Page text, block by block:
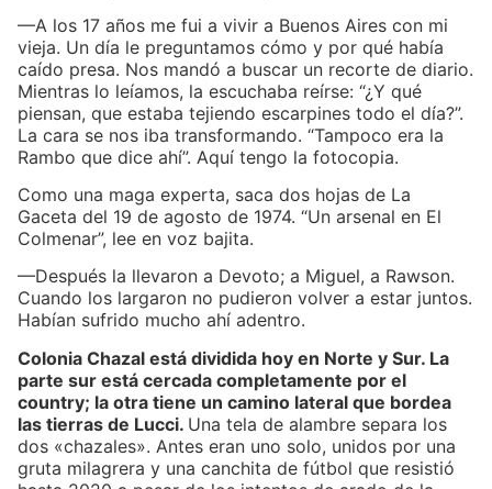
—A los 17 años me fui a vivir a Buenos Aires con mi
vieja. Un día le preguntamos cómo y por qué había
caído presa. Nos mandó a buscar un recorte de diario.
Mientras lo leíamos, la escuchaba reírse: “¿Y qué
piensan, que estaba tejiendo escarpines todo el día?”.
La cara se nos iba transformando. “Tampoco era la
Rambo que dice ahí”. Aquí tengo la fotocopia.
Como una maga experta, saca dos hojas de La
Gaceta del 19 de agosto de 1974. “Un arsenal en El
Colmenar”, lee en voz bajita.
—Después la llevaron a Devoto; a Miguel, a Rawson.
Cuando los largaron no pudieron volver a estar juntos.
Habían sufrido mucho ahí adentro.
Colonia Chazal está dividida hoy en Norte y Sur. La
parte sur está cercada completamente por el
country; la otra tiene un camino lateral que bordea
las tierras de Lucci. Una tela de alambre separa los
dos «chazales». Antes eran uno solo, unidos por una
gruta milagrera y una canchita de fútbol que resistió